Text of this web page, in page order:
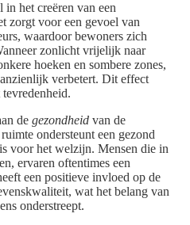
het creëren van een
zorgt voor een gevoel van
waardoor bewoners zich
zonlicht vrijelijk naar
hoeken en sombere zones,
verbetert. Dit effect
de gezondheid van de
ondersteunt een gezond
voor het welzijn. Mensen die in
ervaren oftentimes een
een positieve invloed op de
wat het belang van
onderstreept.